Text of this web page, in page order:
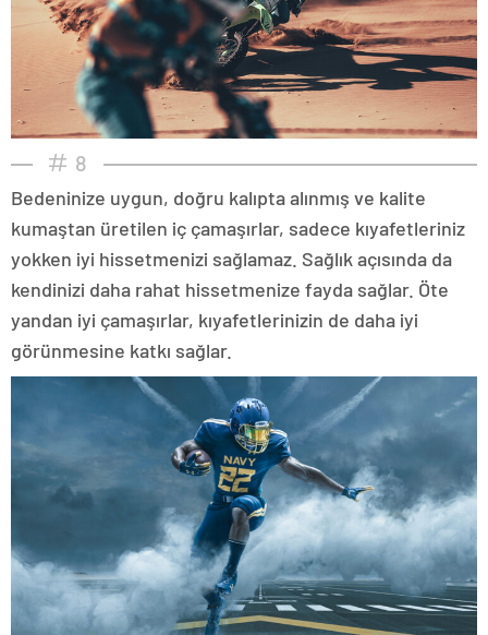
8
Bedeninize uygun, doğru kalıpta alınmış ve kalite
kumaştan üretilen iç çamaşırlar, sadece kıyafetleriniz
yokken iyi hissetmenizi sağlamaz. Sağlık açısında da
kendinizi daha rahat hissetmenize fayda sağlar. Öte
yandan iyi çamaşırlar, kıyafetlerinizin de daha iyi
görünmesine katkı sağlar.